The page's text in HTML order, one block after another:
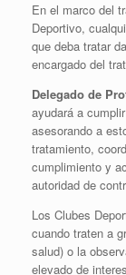
En el marco del
Deportivo,
que deba tratar
encargado del
Delegado de
ayudará a
asesorando a
tratamiento,
cumplimiento y
autoridad de
Los Clubes
cuando traten a
salud) o la
elevado de